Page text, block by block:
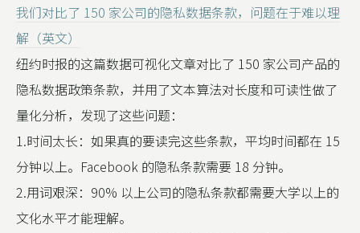
我们对比了 150 家公司的隐私数据条款，问题在于难以理
解（英文）
纽约时报的这篇数据可视化文章对比了 150 家公司产品的
隐私数据政策条款，并用了文本算法对长度和可读性做了
量化分析，发现了这些问题：
1.时间太长：如果真的要读完这些条款，平均时间都在 15
分钟以上。Facebook 的隐私条款需要 18 分钟。
2.用词艰深：90% 以上公司的隐私条款都需要大学以上的
文化水平才能理解。